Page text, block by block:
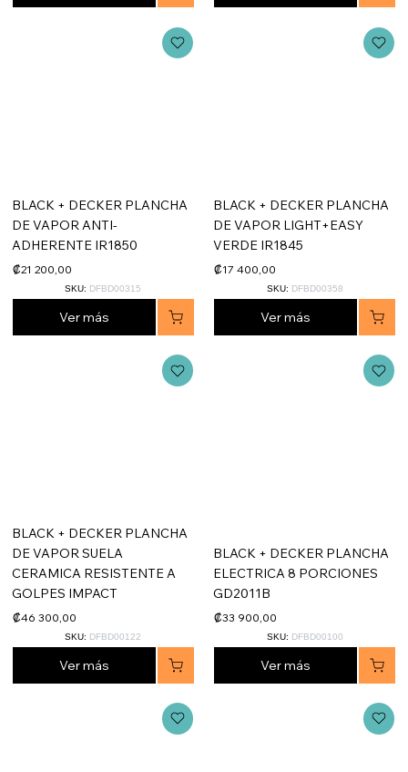
BLACK + DECKER PLANCHA
DE VAPOR ANTI-
ADHERENTE IR1850
₡21 200,00
Ver más
SKU: DFBD00315
BLACK + DECKER PLANCHA
DE VAPOR LIGHT+EASY
VERDE IR1845
₡17 400,00
Ver más
SKU: DFBD00358
BLACK + DECKER PLANCHA
DE VAPOR SUELA
CERAMICA RESISTENTE A
GOLPES IMPACT
₡46 300,00
Ver más
SKU: DFBD00122
BLACK + DECKER PLANCHA
ELECTRICA 8 PORCIONES
GD2011B
₡33 900,00
Ver más
SKU: DFBD00100